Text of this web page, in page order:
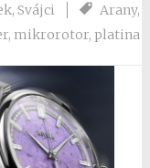
, Svájci Arany,
, mikrorotor, platina